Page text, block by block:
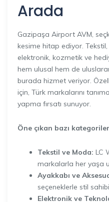
Arada
Gazipaşa Airport AVM,
kesime hitap ediyor. Tekstil,
elektronik, kozmetik ve
hem ulusal hem de
burada hizmet veriyor.
için, Türk markalarını
yapma fırsatı sunuyor.
Öne çıkan bazı
Tekstil ve Moda: LC
markalarla her yaşa
Ayakkabı ve
seçeneklerle stil
Elektronik ve